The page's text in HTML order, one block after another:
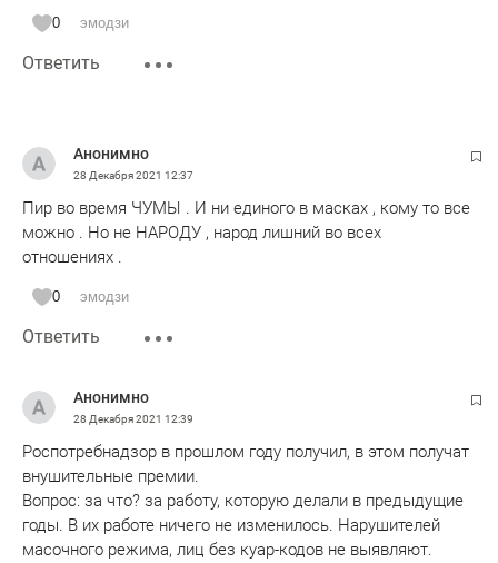
0 эмодзи
Ответить
Анонимно
28 Декабря 2021 12:37
Пир во время ЧУМЫ . И ни единого в масках , кому то все
можно . Но не НАРОДУ , народ лишний во всех
отношениях .
0 эмодзи
Ответить
Анонимно
28 Декабря 2021 12:39
Роспотребнадзор в прошлом году получил, в этом получат
внушительные премии.
Вопрос: за что? за работу, которую делали в предыдущие
годы. В их работе ничего не изменилось. Нарушителей
масочного режима, лиц без куар-кодов не выявляют.